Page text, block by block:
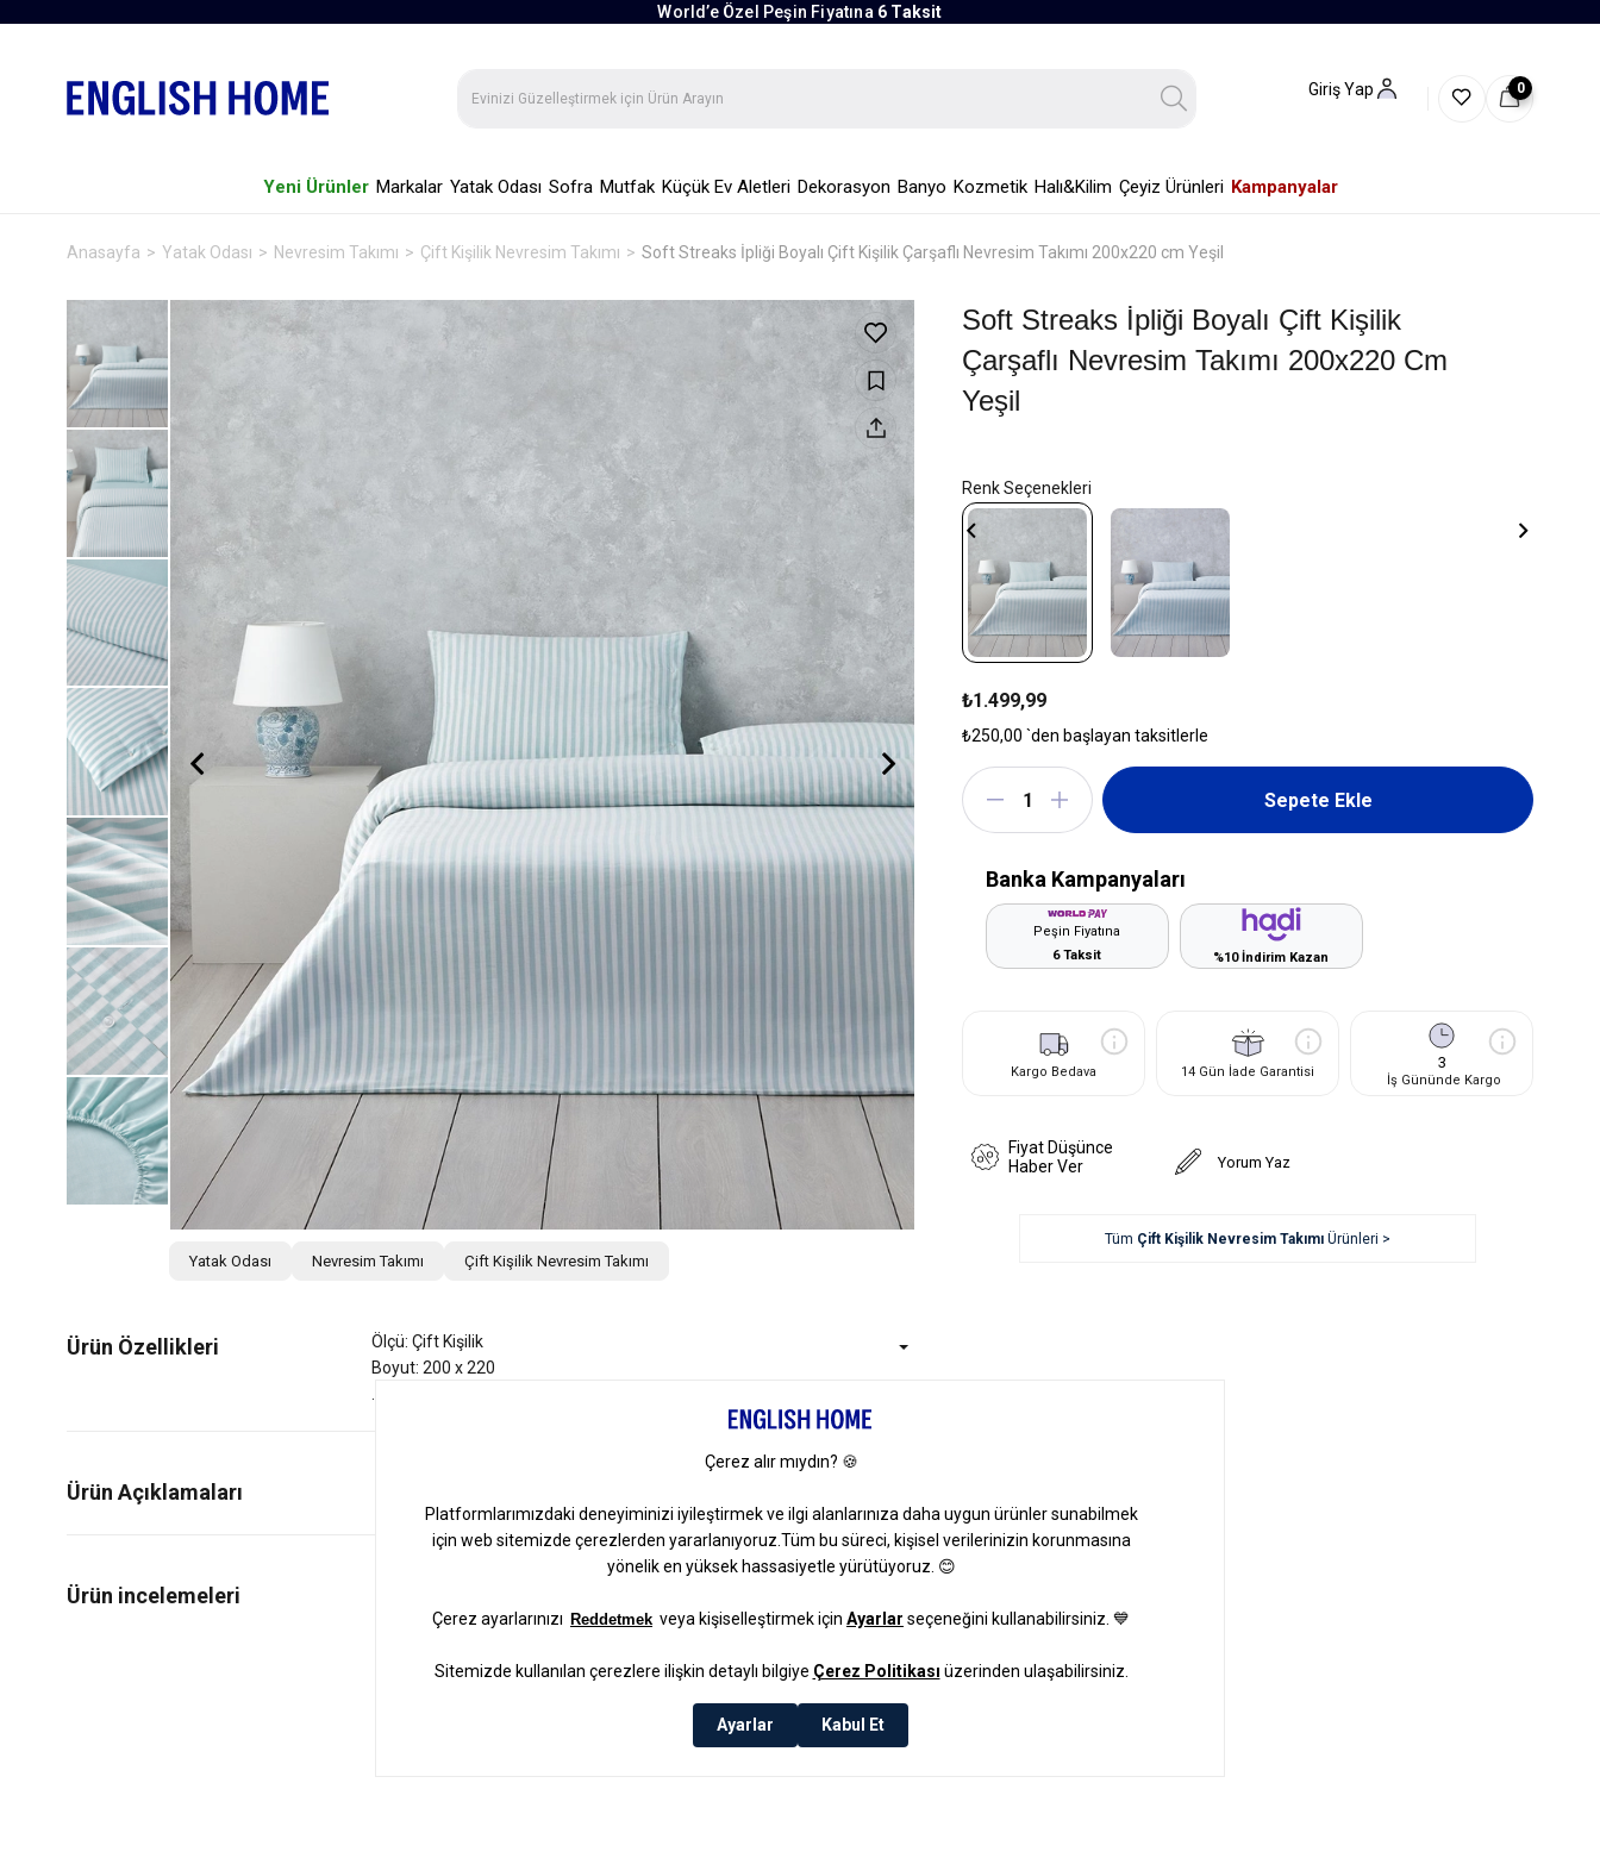
World’e Özel Peşin Fiyatına 6 Taksit
Giriş Yap 0
Yeni Ürünler Markalar Yatak Odası Sofra Mutfak Küçük Ev Aletleri Dekorasyon Banyo Kozmetik Halı&Kilim Çeyiz Ürünleri Kampanyalar
Anasayfa Yatak Odası Nevresim Takımı Çift Kişilik Nevresim Takımı Soft Streaks İpliği Boyalı Çift Kişilik Çarşaflı Nevresim Takımı 200x220 cm Yeşil
Yatak Odası Nevresim Takımı Çift Kişilik Nevresim Takımı
Ürün Özellikleri
Ölçü: Çift Kişilik
Boyut: 200 x 220
Ürün Açıklamaları
Soft Streaks İpliği Boyalı Çift Kişilik
Çarşaflı Nevresim Takımı 200x220 Cm
Yeşil
₺1.499,99
₺250,00 `den başlayan taksitlerle
Banka Kampanyaları
Peşin Fiyatına
6 Taksit
%10 İndirim Kazan
Kargo Bedava 14 Gün İade Garantisi 3
İş Gününde Kargo
Fiyat Düşünce
Haber Ver
Yorum Yaz
Tüm Çift Kişilik Nevresim Takımı Ürünleri >